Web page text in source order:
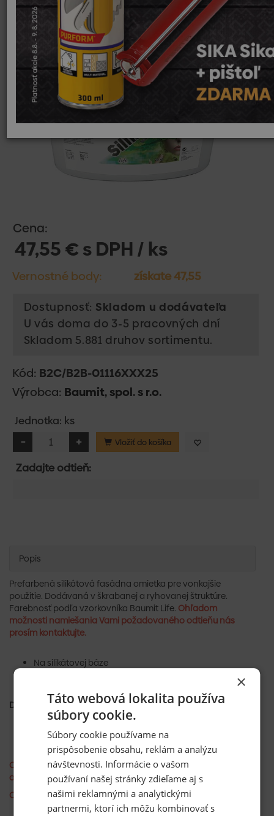
Cena:
47,55 € s DPH / ks
Vernostné body: získate 47,55
Dostupnosť: Skladom u dodávateľa
U vás doma do 3-5 pracovných dní
Skladom 5.881 druhov sortimentu.
Kód: B2C/B2B-01116XXX25
Výrobca: Baumit, spol. s r.o.
Jednotka: ks
Vložiť do košíka
Zadajte odtieň:
Popis
Prefarbená silikátová fasádna omietka pre vonkajšie
použitie. Dodávaná v škrabanej a ryhovanej štruktúre.
Farebnosť podľa vzorkovníka Baumit Life. Ohľadom
možnosti namiešania Vami požadovaného odtieňu nás
prosím kontaktujte.
Na silikátovej báze
DOPRAVA:
Doprava zdarma od 3 vedier.
Menej ako 3 vedrá poplatok za dopravu 12 € s DPH.
Odtieň miešame na objednávku - bez možnosti odstúpenia
od zmluvy.
ONLINE VZORKOVNÍK FARIEB BAUMIT
×
Táto webová lokalita používa
súbory cookie.
Súbory cookie používame na
prispôsobenie obsahu, reklám a analýzu
návštevnosti. Informácie o vašom
používaní našej stránky zdieľame aj s
našimi reklamnými a analytickými
partnermi, ktorí ich môžu kombinovať s